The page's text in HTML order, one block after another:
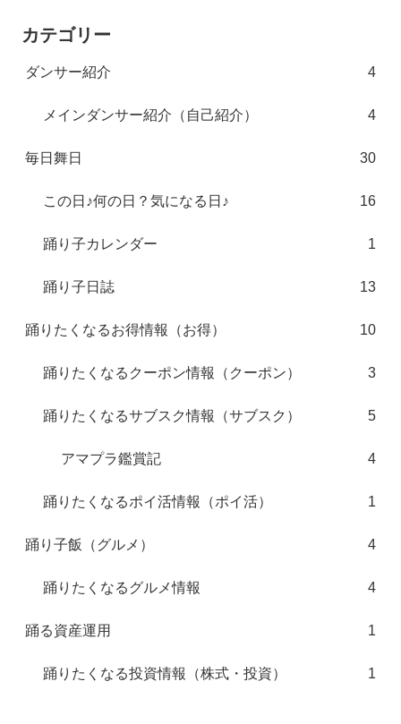
カテゴリー
ダンサー紹介 4
メインダンサー紹介（自己紹介） 4
毎日舞日 30
この日♪何の日？気になる日♪ 16
踊り子カレンダー 1
踊り子日誌 13
踊りたくなるお得情報（お得） 10
踊りたくなるクーポン情報（クーポン） 3
踊りたくなるサブスク情報（サブスク） 5
アマプラ鑑賞記 4
踊りたくなるポイ活情報（ポイ活） 1
踊り子飯（グルメ） 4
踊りたくなるグルメ情報 4
踊る資産運用 1
踊りたくなる投資情報（株式・投資） 1